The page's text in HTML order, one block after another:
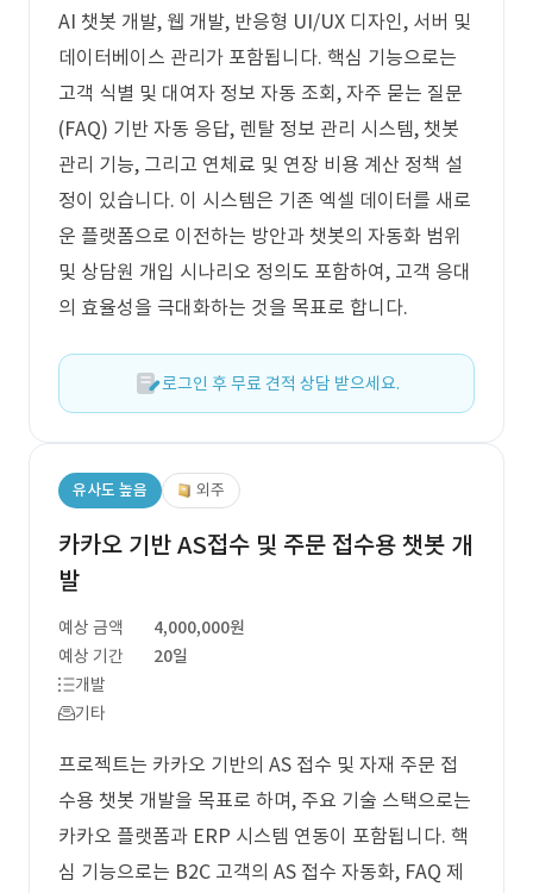
AI 챗봇 개발, 웹 개발, 반응형 UI/UX 디자인, 서버 및
데이터베이스 관리가 포함됩니다. 핵심 기능으로는
고객 식별 및 대여자 정보 자동 조회, 자주 묻는 질문
(FAQ) 기반 자동 응답, 렌탈 정보 관리 시스템, 챗봇
관리 기능, 그리고 연체료 및 연장 비용 계산 정책 설
정이 있습니다. 이 시스템은 기존 엑셀 데이터를 새로
운 플랫폼으로 이전하는 방안과 챗봇의 자동화 범위
및 상담원 개입 시나리오 정의도 포함하여, 고객 응대
의 효율성을 극대화하는 것을 목표로 합니다.
로그인 후 무료 견적 상담 받으세요.
유사도 높음 외주
카카오 기반 AS접수 및 주문 접수용 챗봇 개
발
예상 금액
4,000,000원
예상 기간
20일
개발
기타
프로젝트는 카카오 기반의 AS 접수 및 자재 주문 접
수용 챗봇 개발을 목표로 하며, 주요 기술 스택으로는
카카오 플랫폼과 ERP 시스템 연동이 포함됩니다. 핵
심 기능으로는 B2C 고객의 AS 접수 자동화, FAQ 제